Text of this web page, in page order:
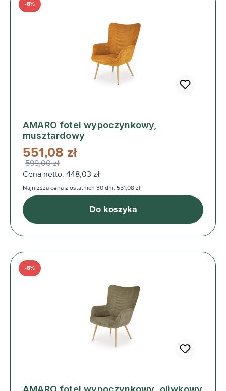
AMARO fotel wypoczynkowy,
musztardowy
-8%
551,08 zł
599,00 zł
Cena netto: 448,03 zł
Najniższa cena z ostatnich 30 dni: 551,08 zł
Do koszyka
-8%